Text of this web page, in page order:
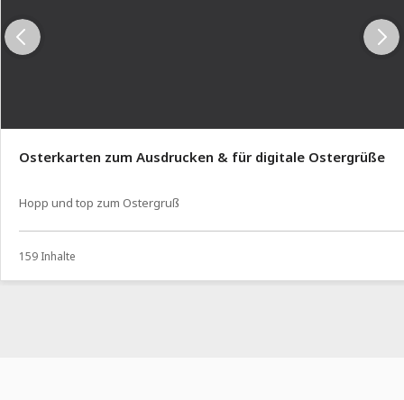
Osterkarten zum Ausdrucken & für digitale Ostergrüße
Hopp und top zum Ostergruß
159 Inhalte